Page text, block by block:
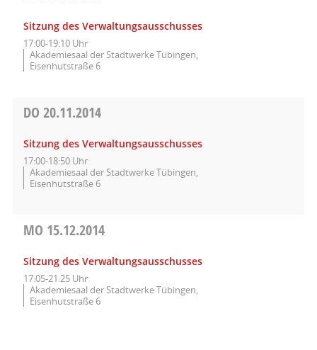
Sitzung des Verwaltungsausschusses
17:00-19:10 Uhr
Akademiesaal der Stadtwerke Tübingen,
Eisenhutstraße 6
DO 20.11.2014
Sitzung des Verwaltungsausschusses
17:00-18:50 Uhr
Akademiesaal der Stadtwerke Tübingen,
Eisenhutstraße 6
MO 15.12.2014
Sitzung des Verwaltungsausschusses
17:05-21:25 Uhr
Akademiesaal der Stadtwerke Tübingen,
Eisenhutstraße 6